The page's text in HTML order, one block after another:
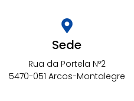
Sede
Rua da Portela Nº2
5470-051 Arcos-Montalegre